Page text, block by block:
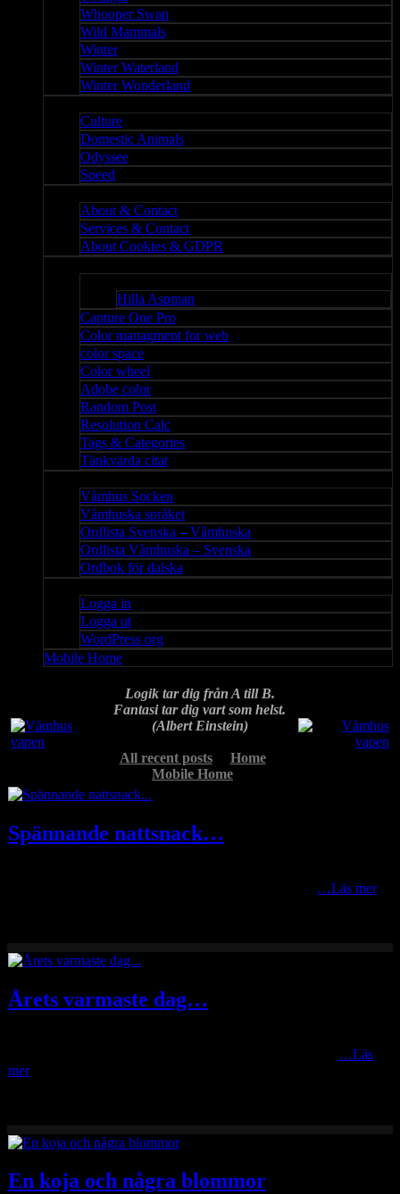
Whooper Swan
Wild Mammals
Winter
Winter Waterland
Winter Wonderland
Culture
Domestic Animals
Odyssee
Speed
About & Contact
Services & Contact
About Cookies & GDPR
Hilla Aspman
Capture One Pro
Color managment for web
color space
Color wheel
Adobe color
Random Post
Resolution Calc
Tags & Categories
Tänkvärda citat
Våmhus Socken
Våmhuska språket
Ordlista Svenska – Våmhuska
Ordlista Våmhuska – Svenska
Ordbok för dalska
Logga in
Logga ut
WordPress org
Mobile Home
Logik tar dig från A till B.
Fantasi tar dig vart som helst.
(Albert Einstein)
All recent posts
Home
Mobile Home
Spännande nattsnack…
…Läs mer
Årets varmaste dag…
…Läs
mer
En koja och några blommor